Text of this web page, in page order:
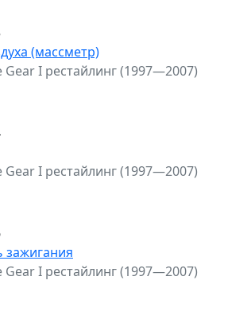
(массметр)
I рестайлинг (1997—2007)
I рестайлинг (1997—2007)
зажигания
I рестайлинг (1997—2007)